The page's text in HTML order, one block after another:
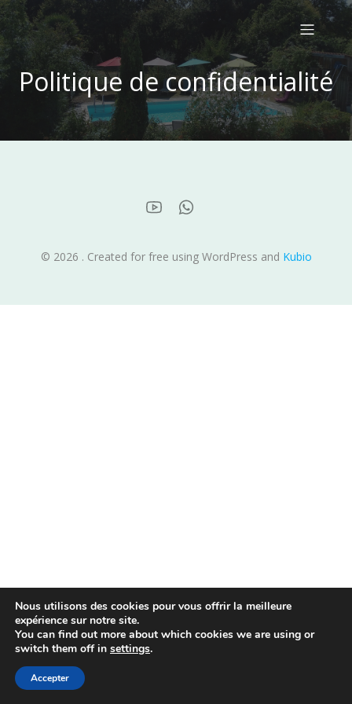
Politique de confidentialité
© 2026 . Created for free using WordPress and Kubio
Nous utilisons des cookies pour vous offrir la meilleure
expérience sur notre site.
You can find out more about which cookies we are using or
switch them off in settings.
Accepter